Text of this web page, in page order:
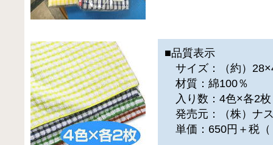
■品質表示
サイズ：（約）
材質：綿100％
入り数：4色×各2枚
発売元：（株）ナ
単価：650円＋税（